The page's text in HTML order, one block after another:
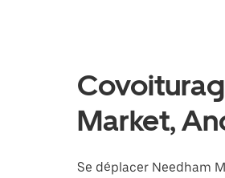
Market,
Se déplacer Needham